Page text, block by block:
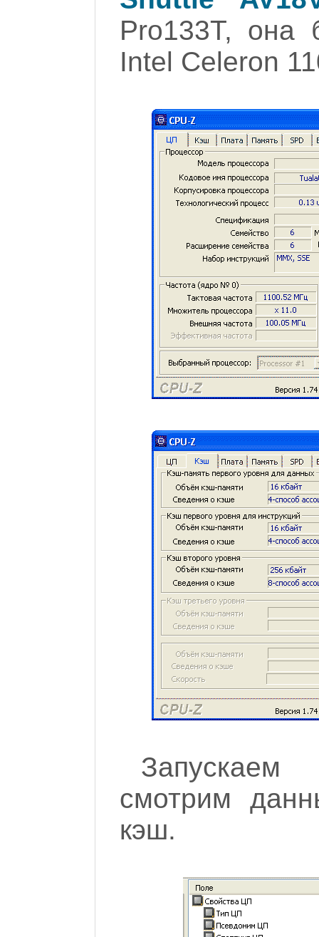
Pro133T, она
Intel Celeron
смотрим
кэш.